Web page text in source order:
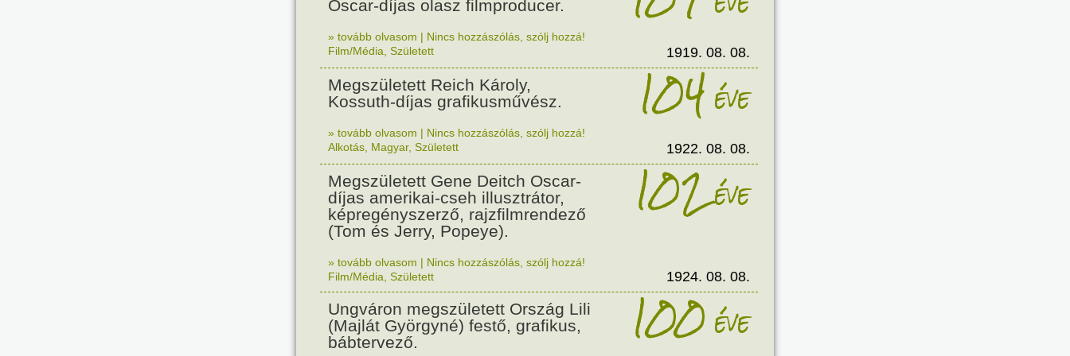
Oscar-díjas olasz filmproducer.
» tovább olvasom | Nincs hozzászólás, szólj hozzá!
Film/Média Született 1919. 08. 08.
Megszületett Reich Károly,
Kossuth-díjas grafikusművész.
104éve
» tovább olvasom | Nincs hozzászólás, szólj hozzá!
Alkotás Magyar, Született 1922. 08. 08.
Megszületett Gene Deitch Oscar-
díjas amerikai-cseh illusztrátor,
képregényszerző, rajzfilmrendező
(Tom és Jerry, Popeye).
102éve
» tovább olvasom | Nincs hozzászólás, szólj hozzá!
Film/Média Született 1924. 08. 08.
Ungváron megszületett Ország Lili
(Majlát Györgyné) festő, grafikus,
bábtervező.
100éve